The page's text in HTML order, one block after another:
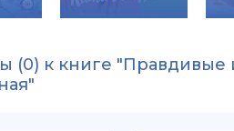
(0) к книге "Правдивые